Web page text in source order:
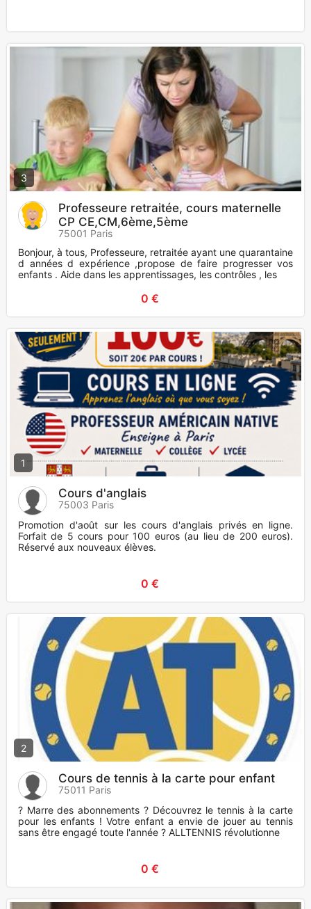
3
Professeure retraitée, cours maternelle
CP CE,CM,6ème,5ème
75001 Paris
Bonjour, à tous, Professeure, retraitée ayant une quarantaine
d années d expérience ,propose de faire progresser vos
enfants . Aide dans les apprentissages, les contrôles , les
0 €
1
Cours d'anglais
75003 Paris
Promotion d'août sur les cours d'anglais privés en ligne.
Forfait de 5 cours pour 100 euros (au lieu de 200 euros).
Réservé aux nouveaux élèves.
0 €
2
Cours de tennis à la carte pour enfant
75011 Paris
? Marre des abonnements ? Découvrez le tennis à la carte
pour les enfants ! Votre enfant a envie de jouer au tennis
sans être engagé toute l'année ? ALLTENNIS révolutionne le
0 €